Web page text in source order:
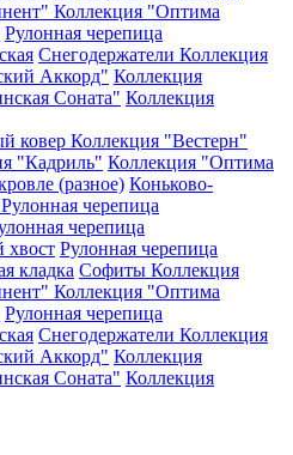
Коллекция "Оптима
Рулонная черепица
Снегодержатели Коллекция
Аккорд" Коллекция
Соната" Коллекция
ковер Коллекция "Вестерн"
"Кадриль" Коллекция "Оптима
(разное) Коньково-
черепица
черепица
Рулонная черепица
кладка Софиты Коллекция
Коллекция "Оптима
Рулонная черепица
Снегодержатели Коллекция
Аккорд" Коллекция
Соната" Коллекция